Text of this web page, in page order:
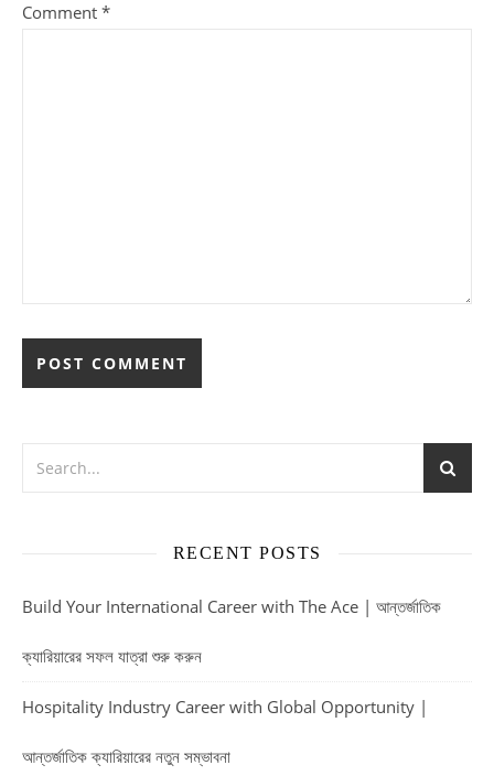
Comment *
RECENT POSTS
Build Your International Career with The Ace | আন্তর্জাতিক
ক্যারিয়ারের সফল যাত্রা শুরু করুন
Hospitality Industry Career with Global Opportunity |
আন্তর্জাতিক ক্যারিয়ারের নতুন সম্ভাবনা